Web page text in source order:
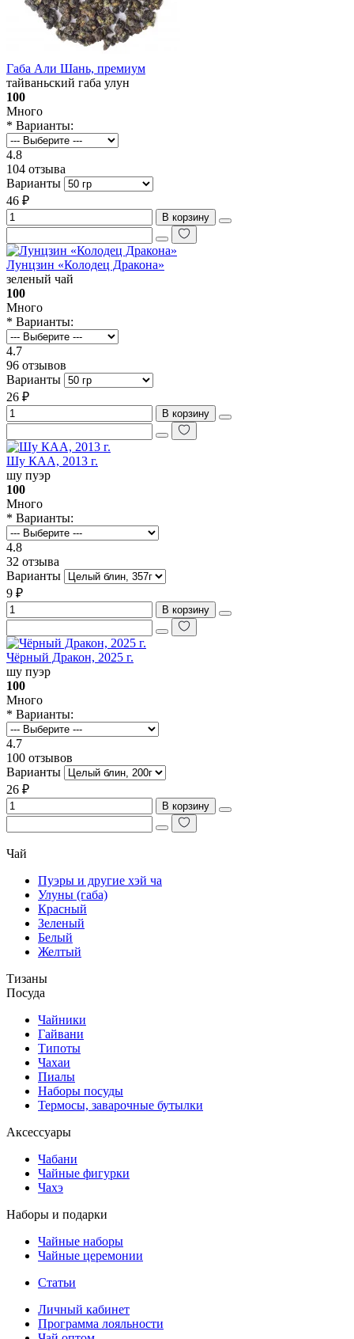
Габа Али Шань, премиум
тайваньский габа улун
100
Много
* Варианты:
4.8
104 отзыва
Варианты
46 ₽
В корзину
Лунцзин «Колодец Дракона»
зеленый чай
100
Много
* Варианты:
4.7
96 отзывов
Варианты
26 ₽
В корзину
Шу КАА, 2013 г.
шу пуэр
100
Много
* Варианты:
4.8
32 отзыва
Варианты
9 ₽
В корзину
Чёрный Дракон, 2025 г.
шу пуэр
100
Много
* Варианты:
4.7
100 отзывов
Варианты
26 ₽
В корзину
Чай
Пуэры и другие хэй ча
Улуны (габа)
Красный
Зеленый
Белый
Желтый
Тизаны
Посуда
Чайники
Гайвани
Типоты
Чахаи
Пиалы
Наборы посуды
Термосы, заварочные бутылки
Аксессуары
Чабани
Чайные фигурки
Чахэ
Наборы и подарки
Чайные наборы
Чайные церемонии
Статьи
Личный кабинет
Программа лояльности